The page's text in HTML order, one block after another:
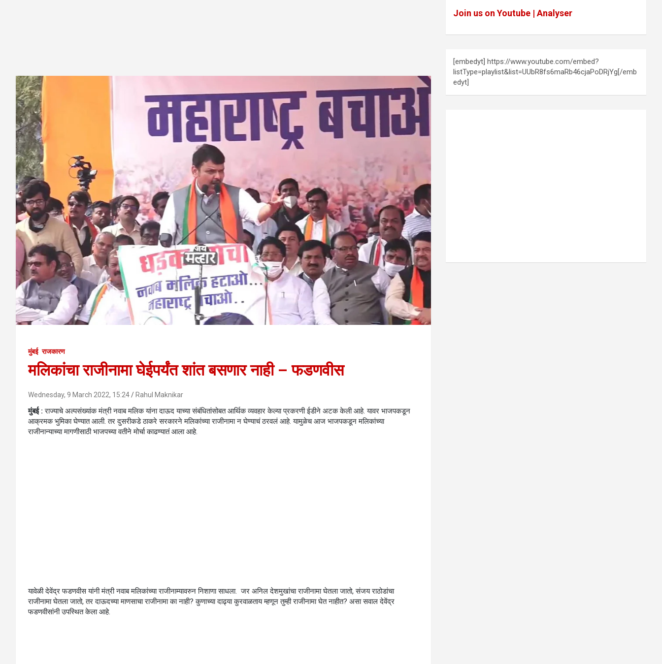
मुंबई राजकारण
मलिकांचा राजीनामा घेईपर्यंत शांत बसणार नाही – फडणवीस
Wednesday, 9 March 2022, 15:24 Rahul Maknikar
मुंबई : राज्याचे अल्पसंख्यांक मंत्री नवाब मलिक यांना दाऊद याच्या संबंधितांसोबत आर्थिक व्यवहार केल्या प्रकरणी ईडीने अटक केली आहे. यावर भाजपकडून
आक्रमक भुमिका घेण्यात आली. तर दुसरीकडे ठाकरे सरकारने मलिकांच्या राजीनामा न घेण्याचं ठरवलं आहे. यामुळेच आज भाजपकडून मलिकांच्या
राजीनान्याच्या मागणीसाठी भाजपच्या वतीने मोर्चा काढण्यातं आला आहे.
यावेळी देवेंद्र फडणवीस यांनी मंत्री नवाब मलिकांच्या राजीनाम्यावरुन निशाणा साधला. जर अनिल देशमुखांचा राजीनामा घेतला जातो, संजय राठोडांचा
राजीनामा घेतला जातो, तर दाऊदच्या माणसाचा राजीनामा का नाही? कुणाच्या दाढ्या कुरवाळताय म्हणून तुम्ही राजीनामा घेत नाहीत? असा सवाल देवेंद्र
फडणवीसांनी उपस्थित केला आहे.
Join us on Youtube | Analyser
[embedyt] https://www.youtube.com/embed?
listType=playlist&list=UUbR8fs6maRb46cjaPoDRjYg[/emb
edyt]